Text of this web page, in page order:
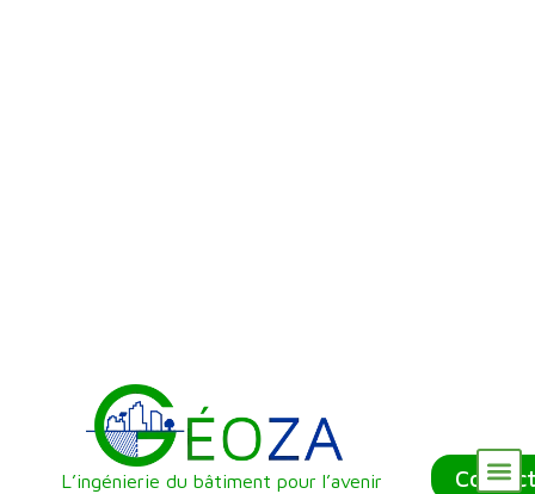
L’ingénierie du bâtiment pour l’avenir Contact